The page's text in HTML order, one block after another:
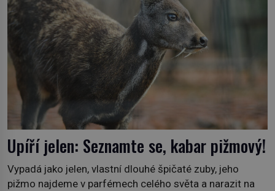
Upíří jelen: Seznamte se, kabar pižmový!
Vypadá jako jelen, vlastní dlouhé špičaté zuby, jeho
pižmo najdeme v parfémech celého světa a narazit na